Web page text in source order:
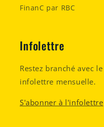
FinanC par RBC
Infolettre
Restez branché avec
infolettre mensuelle.
S'abonner à l'infolettre